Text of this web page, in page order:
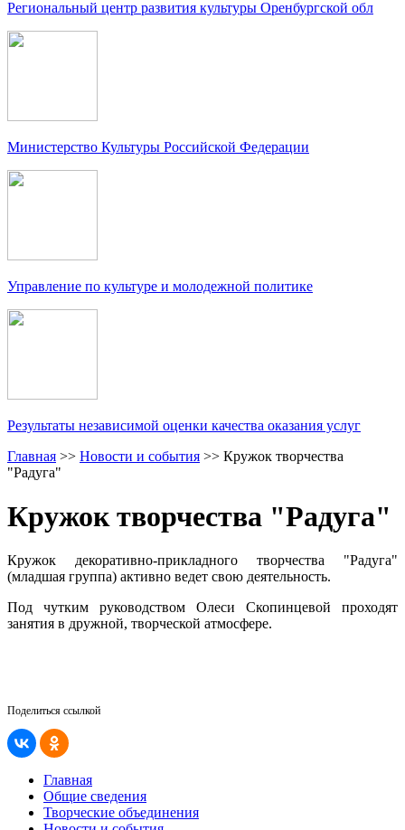
Региональный центр развития культуры Оренбургской обл
Министерство Культуры Российской Федерации
Управление по культуре и молодежной политике
Результаты независимой оценки качества оказания услуг
Главная >> Новости и события >> Кружок творчества
"Радуга"
Кружок творчества "Радуга"
Кружок декоративно-прикладного творчества "Радуга"
(младшая группа) активно ведет свою деятельность.
Под чутким руководством Олеси Скопинцевой проходят
занятия в дружной, творческой атмосфере.
Поделиться ссылкой
Главная
Общие сведения
Творческие объединения